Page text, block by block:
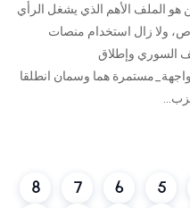
هو الملف الأهم الذي يشغل الرأي
ولا زال استخدام منصات
السوري وإطلاق
هما وسمان انطلقا
5
6
7
8